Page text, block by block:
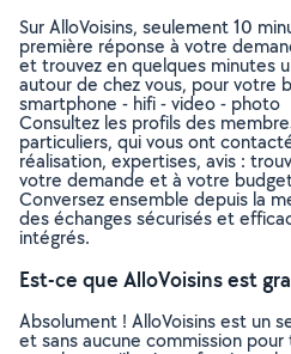
Sur AlloVoisins, seulement 10
première réponse à votre
et trouvez en quelques minutes
autour de chez vous, pour votre
smartphone - hifi - video - photo
Consultez les profils des
particuliers, qui vous ont
réalisation, expertises, avis :
votre demande et à votre
Conversez ensemble depuis la
des échanges sécurisés et
intégrés.
Est-ce que AlloVoisins est
Absolument ! AlloVoisins est un
et sans aucune commission